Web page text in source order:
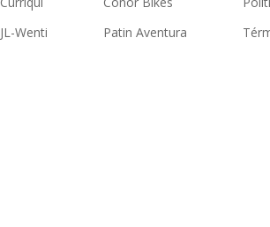
JL-Wenti
Patin Aventura